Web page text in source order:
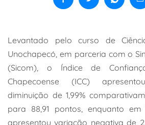
Levantado pelo curso de
Unochapecó, em parceria com o
(Sicom), o Índice de
Chapecoense (ICC)
diminuição de 1,99%
para 88,91 pontos, enquanto
apresentou variação negativa de